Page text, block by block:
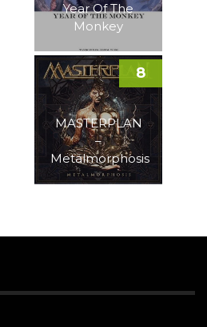
Year Of The
Monkey
MASTERPLAN
–
Metalmorphosis
8